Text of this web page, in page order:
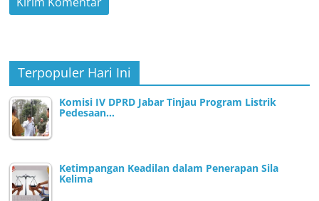
Terpopuler Hari Ini
Komisi IV DPRD Jabar Tinjau Program Listrik
Pedesaan…
Ketimpangan Keadilan dalam Penerapan Sila
Kelima